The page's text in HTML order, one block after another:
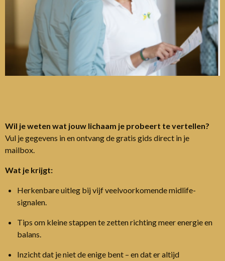
Wil je weten wat jouw lichaam je probeert te vertellen?
Vul je gegevens in en ontvang de gratis gids direct in je
mailbox.
Wat je krijgt:
Herkenbare uitleg bij vijf veelvoorkomende midlife-
signalen.
Tips om kleine stappen te zetten richting meer energie en
balans.
Inzicht dat je niet de enige bent – en dat er altijd